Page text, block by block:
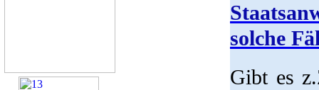
solche
Gibt es